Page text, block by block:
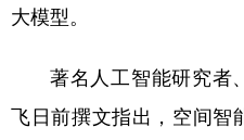
辽宁
大模型。
著名人工智能研究者
飞日前撰文指出，空间智